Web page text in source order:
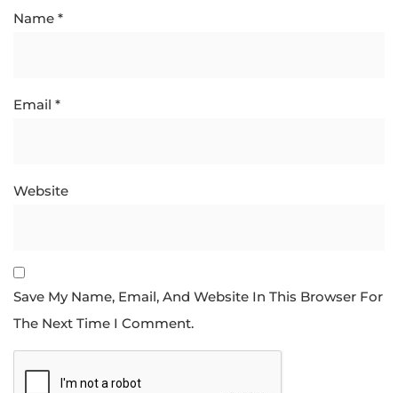
Name *
Email *
Website
Save My Name, Email, And Website In This Browser For
The Next Time I Comment.